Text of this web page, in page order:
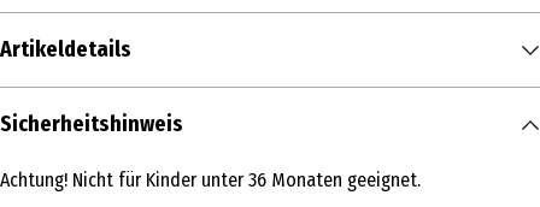
Artikeldetails
Inhalt
Produkttyp
Sicherheitshinweis
Achtung! Nicht für Kinder unter 36 Monaten geeignet.